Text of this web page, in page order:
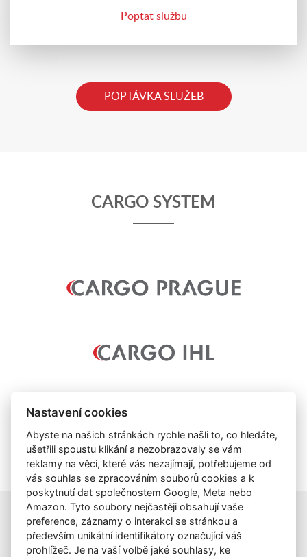
Poptat službu
POPTÁVKA SLUŽEB
CARGO SYSTEM
info@cargoihl.cz
Nastavení cookies
Abyste na našich stránkách rychle našli to, co hledáte,
ušetřili spoustu klikání a nezobrazovaly se vám
reklamy na věci, které vás nezajímají, potřebujeme od
vás souhlas se zpracováním souborů cookies a k
poskytnutí dat společnostem Google, Meta nebo
Amazon. Tyto soubory nejčastěji obsahují vaše
preference, záznamy o interakci se stránkou a
především unikátní identifikátory označující váš
prohlížeč. Je na vaší volbě jaké souhlasy, ke